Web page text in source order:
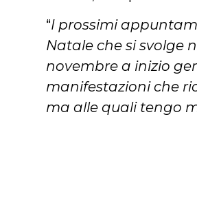
“I prossimi
Natale che si svolge
novembre a inizio
manifestazioni che
ma alle quali tengo